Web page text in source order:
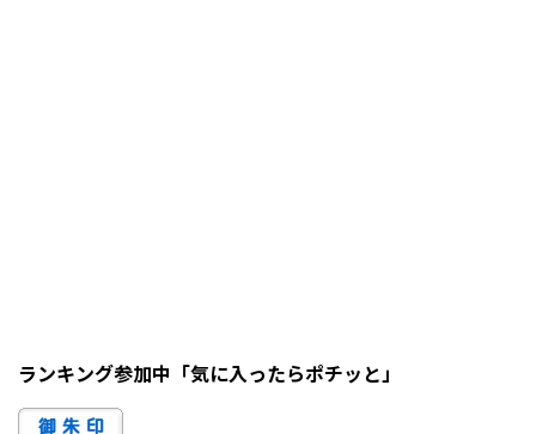
ランキング参加中「気に入ったらポチッと」